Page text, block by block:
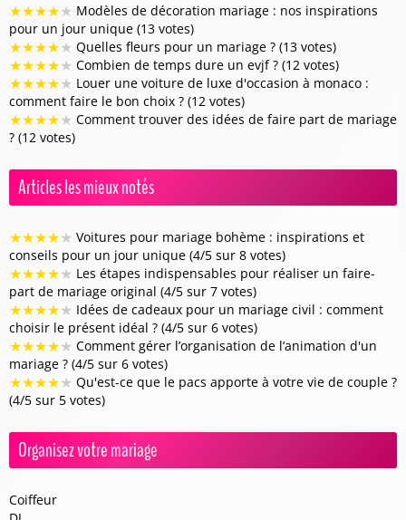
★★★★★ Modèles de décoration mariage : nos inspirations
pour un jour unique (13 votes)
★★★★★ Quelles fleurs pour un mariage ? (13 votes)
★★★★★ Combien de temps dure un evjf ? (12 votes)
★★★★★ Louer une voiture de luxe d'occasion à monaco :
comment faire le bon choix ? (12 votes)
★★★★★ Comment trouver des idées de faire part de mariage
? (12 votes)
Articles les mieux notés
★★★★★ Voitures pour mariage bohème : inspirations et
conseils pour un jour unique (4/5 sur 8 votes)
★★★★★ Les étapes indispensables pour réaliser un faire-
part de mariage original (4/5 sur 7 votes)
★★★★★ Idées de cadeaux pour un mariage civil : comment
choisir le présent idéal ? (4/5 sur 6 votes)
★★★★★ Comment gérer l’organisation de l’animation d'un
mariage ? (4/5 sur 6 votes)
★★★★★ Qu'est-ce que le pacs apporte à votre vie de couple ?
(4/5 sur 5 votes)
Organisez votre mariage
Coiffeur